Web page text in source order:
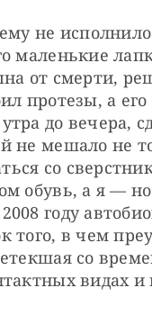
не
маленькие
от смерти,
протезы, а
до вечера,
не мешало не
со
обувь, а я —
году
того, в чем
со
видах